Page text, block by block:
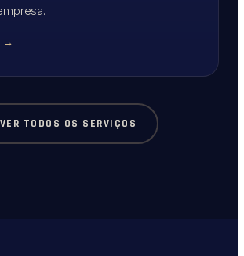
→
VER TODOS OS SERVIÇOS